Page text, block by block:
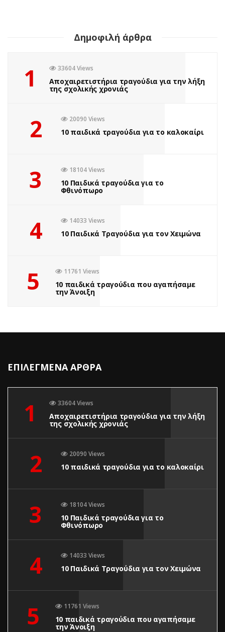
Δημοφιλή άρθρα
1 33604 Views
Αποχαιρετιστήρια τραγούδια για την λήξη
της σχολικής χρονιάς
2 20090 Views
10 παιδικά τραγούδια για το καλοκαίρι
3 18104 Views
10 Παιδικά τραγούδια για το
Φθινόπωρο
4 14033 Views
10 Παιδικά Τραγούδια για τον Χειμώνα
5 11761 Views
10 παιδικά τραγούδια που αγαπήσαμε
την Άνοιξη
ΕΠΙΛΕΓΜΕΝΑ ΑΡΘΡΑ
1 33604 Views
Αποχαιρετιστήρια τραγούδια για την λήξη
της σχολικής χρονιάς
2 20090 Views
10 παιδικά τραγούδια για το καλοκαίρι
3 18104 Views
10 Παιδικά τραγούδια για το
Φθινόπωρο
4 14033 Views
10 Παιδικά Τραγούδια για τον Χειμώνα
5 11761 Views
10 παιδικά τραγούδια που αγαπήσαμε
την Άνοιξη